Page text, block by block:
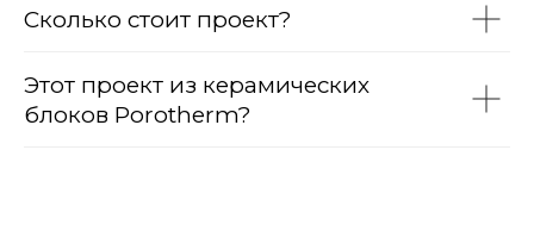
Сколько стоит проект?
Этот проект из керамических
блоков Porotherm?